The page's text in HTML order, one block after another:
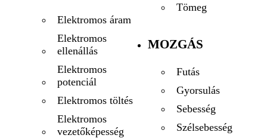
Elektromos áram
Elektromos
ellenállás
Elektromos
potenciál
Elektromos töltés
Elektromos
vezetőképesség
Tömeg
MOZGÁS
Futás
Gyorsulás
Sebesség
Szélsebesség